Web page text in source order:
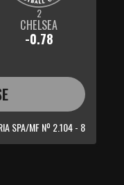
2
CHELSEA
-0.78
SPA/MF Nº 2.104 - 8